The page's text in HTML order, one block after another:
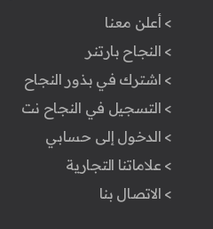
> أعلن معنا
> النجاح بارتنر
> اشترك في بذور النجاح
> التسجيل في النجاح نت
> الدخول إلى حسابي
> علاماتنا التجارية
> الاتصال بنا